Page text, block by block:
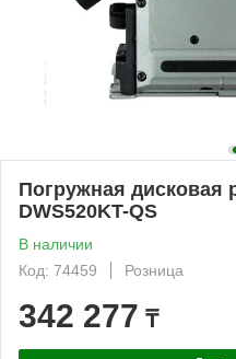
Погружная дисковая
DWS520KT-QS
В наличии
Код: 74459
Розница
342 277 ₸